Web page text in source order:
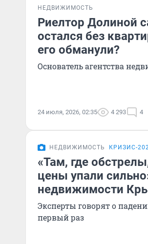
НЕДВИЖИМОСТЬ
Риелтор Долиной
остался без
его обманули?
Основатель агентства
24 июля, 2026, 02:35 4 293 4
НЕДВИЖИМОСТЬ КРИЗИС-
«Там, где
цены упали
недвижимости
Эксперты говорят о
первый раз